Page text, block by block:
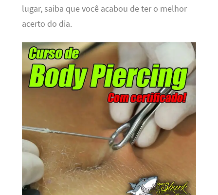
lugar, saiba que você acabou de ter o melhor
acerto do dia.